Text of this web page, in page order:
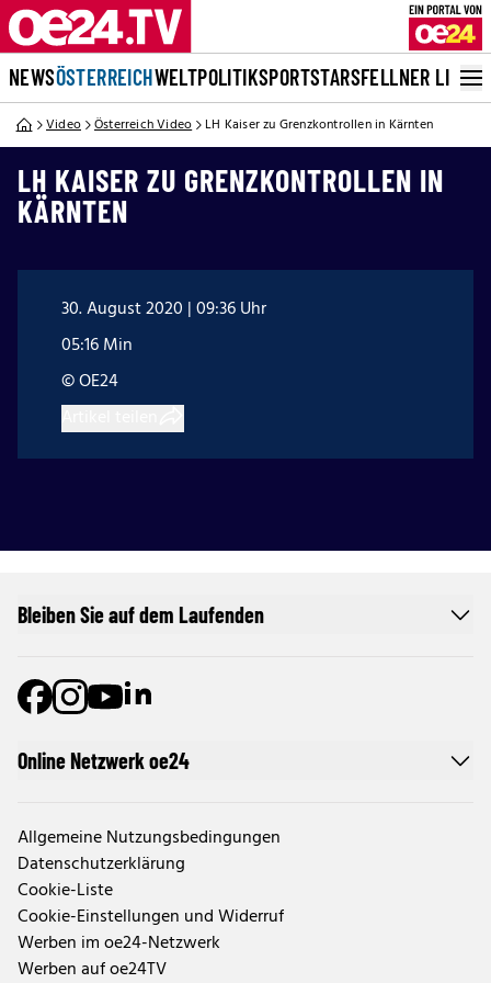
NEWSÖSTERREICHWELTPOLITIKSPORTSTARSFELLNER LIVE
Video Österreich Video LH Kaiser zu Grenzkontrollen in Kärnten
LH KAISER ZU GRENZKONTROLLEN IN
KÄRNTEN
30. August 2020 | 09:36 Uhr
05:16 Min
© OE24
Online Netzwerk oe24
Allgemeine Nutzungsbedingungen
Datenschutzerklärung
Cookie-Liste
Cookie-Einstellungen und Widerruf
Werben im oe24-Netzwerk
Werben auf oe24TV
Bleiben Sie auf dem Laufenden